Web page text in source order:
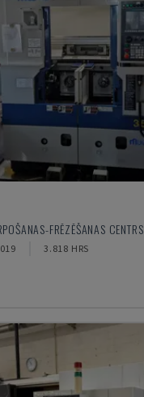
FRĒZĒŠANAS CENTRS
3.818 HRS